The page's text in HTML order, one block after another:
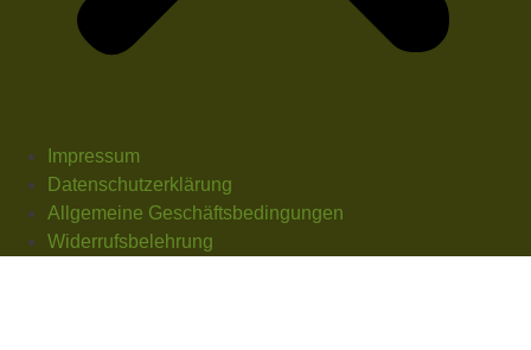
Impressum
Datenschutzerklärung
Allgemeine Geschäftsbedingungen
Widerrufsbelehrung